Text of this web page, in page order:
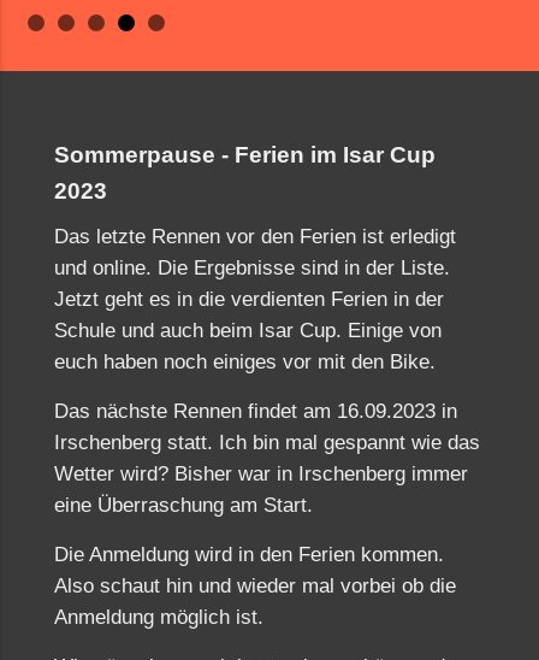
Sommerpause - Ferien im Isar Cup
2023
Das letzte Rennen vor den Ferien ist erledigt
und online. Die Ergebnisse sind in der Liste.
Jetzt geht es in die verdienten Ferien in der
Schule und auch beim Isar Cup. Einige von
euch haben noch einiges vor mit den Bike.
Das nächste Rennen findet am 16.09.2023 in
Irschenberg statt. Ich bin mal gespannt wie das
Wetter wird? Bisher war in Irschenberg immer
eine Überraschung am Start.
Die Anmeldung wird in den Ferien kommen.
Also schaut hin und wieder mal vorbei ob die
Anmeldung möglich ist.